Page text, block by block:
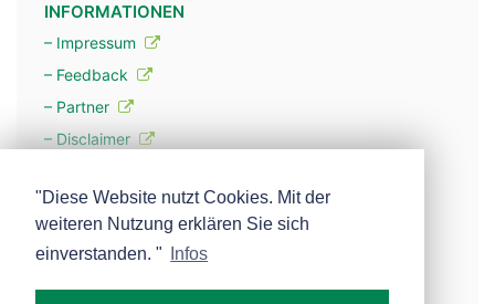
INFORMATIONEN
– Impressum
– Feedback
– Partner
– Disclaimer
– Werbung
– Mehr über unsere Experten
"Diese Website nutzt Cookies. Mit der
weiteren Nutzung erklären Sie sich
einverstanden. "
Infos